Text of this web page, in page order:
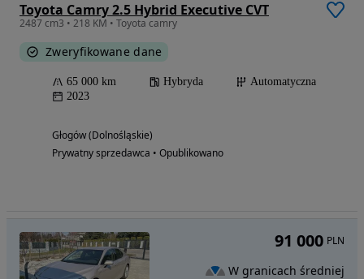
Toyota Camry 2.5 Hybrid Executive CVT
2487 cm3 • 218 KM • Toyota camry
Zweryfikowane dane
65 000 km Hybryda
Automatyczna
2023
Głogów (Dolnośląskie)
Prywatny sprzedawca • Opublikowano
91 000 PLN
W granicach średniej